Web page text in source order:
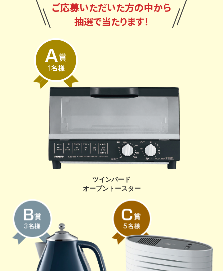
ご応募いただいた方の中から
抽選で当たります！
ツインバード
オーブントースター